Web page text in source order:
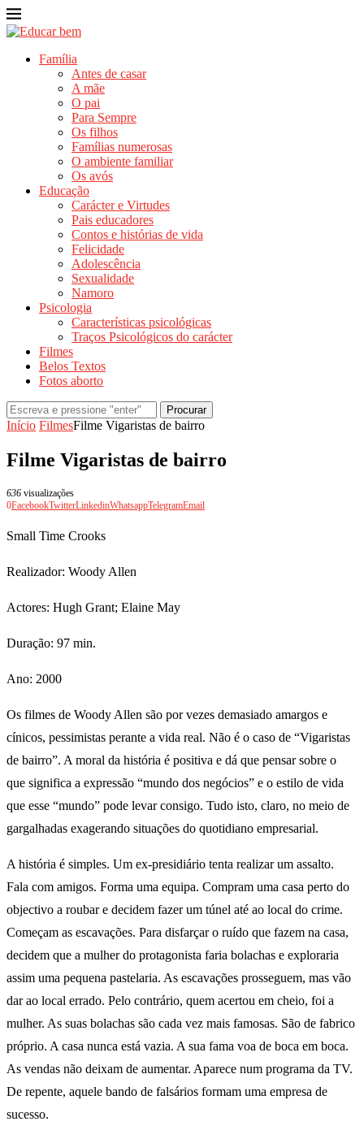
Família
Antes de casar
A mãe
O pai
Para Sempre
Os filhos
Famílias numerosas
O ambiente familiar
Os avós
Educação
Carácter e Virtudes
Pais educadores
Contos e histórias de vida
Felicidade
Adolescência
Sexualidade
Namoro
Psicologia
Características psicológicas
Traços Psicológicos do carácter
Filmes
Belos Textos
Fotos aborto
Procurar
Início FilmesFilme Vigaristas de bairro
Filme Vigaristas de bairro
636 visualizações
0FacebookTwitterLinkedinWhatsappTelegramEmail
Small Time Crooks
Realizador: Woody Allen
Actores: Hugh Grant; Elaine May
Duração: 97 min.
Ano: 2000
Os filmes de Woody Allen são por vezes demasiado amargos e
cínicos, pessimistas perante a vida real. Não é o caso de “Vigaristas
de bairro”. A moral da história é positiva e dá que pensar sobre o
que significa a expressão “mundo dos negócios” e o estilo de vida
que esse “mundo” pode levar consigo. Tudo isto, claro, no meio de
gargalhadas exagerando situações do quotidiano empresarial.
A história é simples. Um ex-presidiário tenta realizar um assalto.
Fala com amigos. Forma uma equipa. Compram uma casa perto do
objectivo a roubar e decidem fazer um túnel até ao local do crime.
Começam as escavações. Para disfarçar o ruído que fazem na casa,
decidem que a mulher do protagonista faria bolachas e exploraria
assim uma pequena pastelaria. As escavações prosseguem, mas vão
dar ao local errado. Pelo contrário, quem acertou em cheio, foi a
mulher. As suas bolachas são cada vez mais famosas. São de fabrico
próprio. A casa nunca está vazia. A sua fama voa de boca em boca.
As vendas não deixam de aumentar. Aparece num programa da TV.
De repente, aquele bando de falsários formam uma empresa de
sucesso.